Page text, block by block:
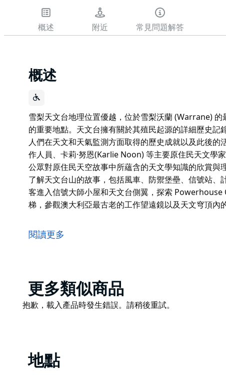
概述 附近 常見問題解答
概述
雪梨天文台地理位置優越，位於雪梨沃蘭 (Warrane)
的重要地點。天文台擁有關於其殖民起源的詳細歷史
人們在天文和天氣監測方面取得的歷史成就以及此後
作人員、卡莉·努恩(Karlie Noon) 等主要原住民天文學
公眾對原住民天空故事中所蘊含的天文學知識的欣賞與
了解天文台山的故事，包括風車、防禦堡壘、信號站
客進入信號大師小屋和天文台側翼，探索
梯，參觀澳大利亞最古老的工作望遠鏡以及天文穹頂內
的重要地點。天文台擁有關於其殖民起源的詳細歷史記
人們在天文和天氣監測方面取得的歷史成就以及此後的活
遊客可以預訂親密的導覽歷史之旅，深入了解天文台山
和氣象站的殖民用途。這次旅行將帶領遊客進入信號大
閱讀更多
Product
List
更多類似商品
Product
抱歉，載入產品時發生錯誤。請稍後重試。
地點